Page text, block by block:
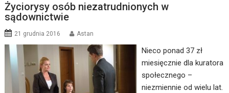
Życiorysy osób niezatrudnionych w
sądownictwie
21 grudnia 2016 Astan
Nieco ponad 37 zł
miesięcznie dla kuratora
społecznego –
niezmiennie od wielu lat.